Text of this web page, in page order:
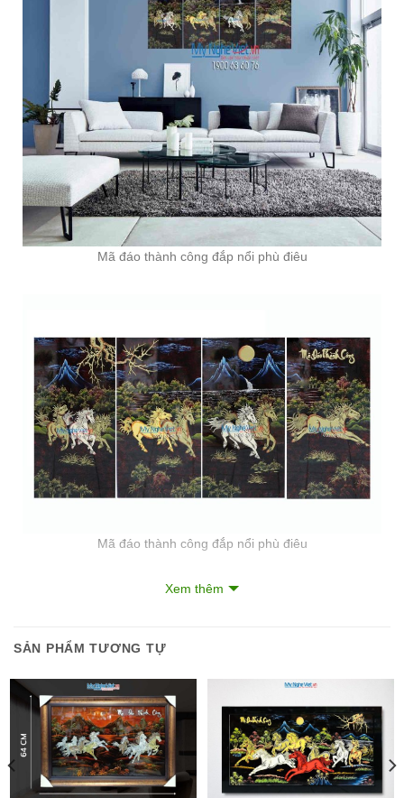
Mã đáo thành công đắp nổi phù điêu
Mã đáo thành công đắp nổi phù điêu
Tranh phong thủy mã đáo thành công
thành công trong cuộc sống.
“Mã Đáo Thành Công”
cụm từ này nghĩa là ngựa về ắt sẽ thành
công. Bạn sẽ thấy trong một bức tranh phong thủy mã đáo thành
công thường sẽ có hình ảnh của 8 con ngựa tràn đầy sức mạnh
và năng lượng cùng nhau tiến về một hướng.
Tranh Bát Mã, biểu tượng của sự may mắn.
Bạn biết đấy, ngựa là loài động vật hết sức gần gũi với con người,
Xem thêm
SẢN PHẨM TƯƠNG TỰ